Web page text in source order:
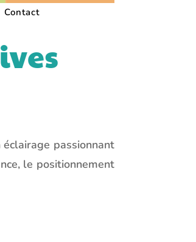
Contact
passionnant
le positionnement